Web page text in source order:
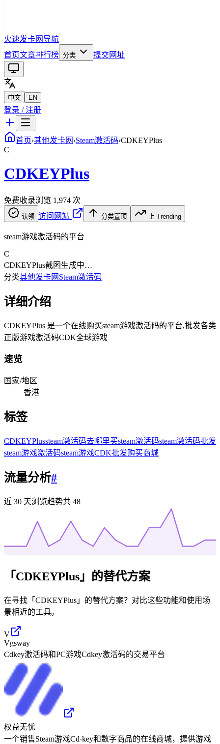
火速发卡网导航
首页文章排行榜 分类 提交网址
中文 EN
登录 / 注册
首页›其他发卡网 ›Steam激活码›CDKEYPlus
C
CDKEYPlus
免费收录浏览 1,974 次
认领 访问网站 分类置顶 上 Trending
steam游戏激活码的平台
C
CDKEYPlus截图生成中…
分类其他发卡网 Steam激活码
详细介绍
CDKEYPlus 是一个在线购买steam游戏激活码的平台,批发各类
正版游戏激活码CDK全球游戏
速览
国家/地区
香港
标签
CDKEYPlussteam激活码去哪里买steam激活码steam激活码批发
steam游戏激活码steam游戏CDK批发购买商城
流量分析#
近 30 天浏览趋势共 48
「 CDKEYPlus 」的替代方案
在寻找「 CDKEYPlus 」的替代方案？对比这些功能和使用场
景相近的工具。
V
Vgsway
Cdkey激活码和PC游戏Cdkey激活码的交易平台
权益无忧
一个销售Steam游戏Cd-key和数字商品的在线商城，提供游戏